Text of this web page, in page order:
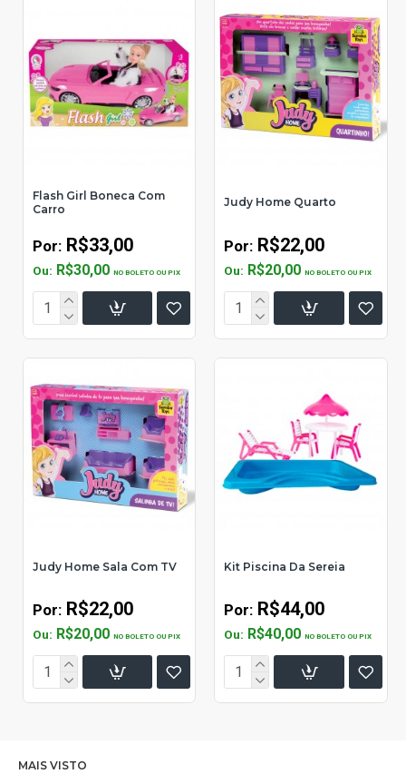
Flash Girl Boneca Com
Carro
Por: R$33,00
Ou: R$30,00 NO BOLETO OU PIX
Judy Home Quarto
Por: R$22,00
Ou: R$20,00NO BOLETO OU PIX
Judy Home Sala Com TV
Por: R$22,00
Ou: R$20,00 NO BOLETO OU PIX
Kit Piscina Da Sereia
Por: R$44,00
Ou: R$40,00NO BOLETO OU PIX
MAIS VISTO